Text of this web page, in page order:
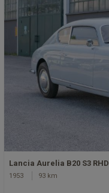
Lancia Aurelia B20 S3 RHD
1953 93 km